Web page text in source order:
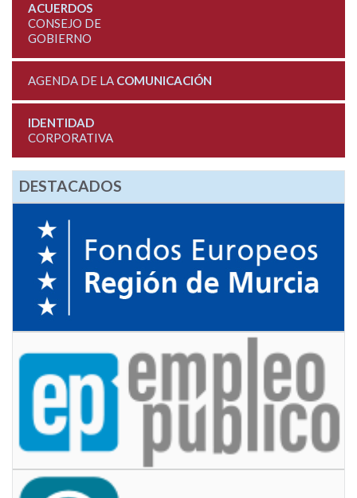
ACUERDOS
CONSEJO DE
GOBIERNO
AGENDA DE LA COMUNICACIÓN
IDENTIDAD
CORPORATIVA
DESTACADOS